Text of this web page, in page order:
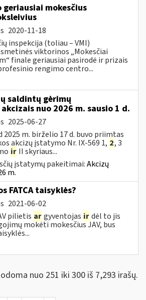
geriausiai mokesčius
2020-11-18
inspekcija (toliau – VMI)
viktorinos „Mokesčiai
finale geriausiai pasirodė ir prizais
rengimo centro...
saldintų gėrimų
nuo 2026 m. sausio 1 d.
2025-06-27
m. birželio 17 d. buvo priimtas
akcizų įstatymo Nr. IX-569 1, 2, 3
ir II skyriaus...
įstatymų pakeitimai:Akcizų
m.
FATCA taisyklės?
2021-06-02
pilietis argyventojas irdėl to jis
mokėti mokesčius JAV, bus
nuo 251 iki 300 iš 7,293 irašų.